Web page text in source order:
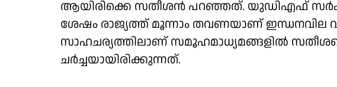
ആയിരിക്കെ സതീശൻ പറഞ്ഞത്. യുഡിഎഫ്
ശേഷം രാജ്യത്ത് മൂന്നാം തവണയാണ് ഇന്ധനവില
സാഹചര്യത്തിലാണ് സമൂഹമാധ്യമങ്ങളിൽ
ചർച്ചയായിരിക്കുന്നത്.